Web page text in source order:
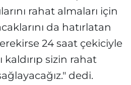
rahat almaları için
da hatırlatan
24 saat çekiciyle
kaldırıp sizin rahat
dedi.